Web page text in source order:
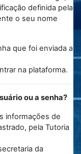
definida pela
o seu nome
que foi enviada a
na plataforma.
ou a senha?
informações de
pela Tutoria
da